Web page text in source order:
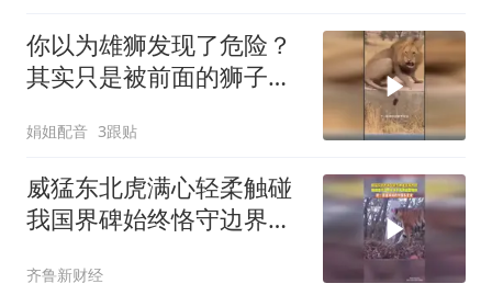
你以为雄狮发现了危险？
其实只是被前面的狮子吓
娟姐配音 3跟贴
威猛东北虎满心轻柔触碰
我国界碑始终恪守边界半
是纯纯的中国东北虎
齐鲁新财经